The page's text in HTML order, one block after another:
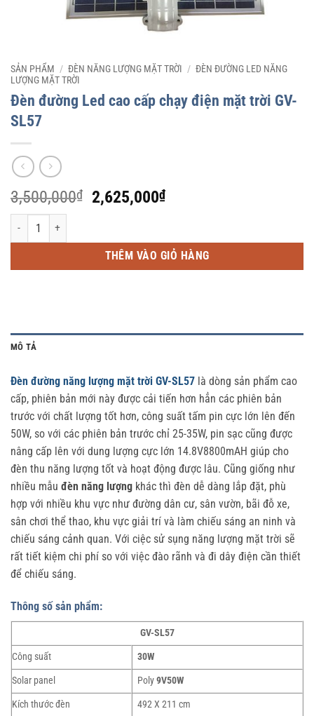
SẢN PHẨM / ĐÈN NĂNG LƯỢNG MẶT TRỜI / ĐÈN ĐƯỜNG LED NĂNG
LƯỢNG MẶT TRỜI
Đèn đường Led cao cấp chạy điện mặt trời GV-
SL57
3,500,000₫
Giá
3,500,000₫.
2,625,000₫Giá
là:
2,625,000₫.
Đèn đường Led cao cấp chạy điện mặt trời GV-SL57 số lượng
THÊM VÀO GIỎ HÀNG
MÔ TẢ
Đèn đường năng lượng mặt trời GV-SL57 là dòng sản phẩm cao
cấp, phiên bản mới này được cải tiến hơn hẳn các phiên bản
trước với chất lượng tốt hơn, công suất tấm pin cực lớn lên đến
50W, so với các phiên bản trước chỉ 25-35W, pin sạc cũng được
nâng cấp lên với dung lượng cực lớn 14.8V8800mAH giúp cho
đèn thu năng lượng tốt và hoạt động được lâu. Cũng giống như
nhiều mẫu đèn năng lượng khác thì đèn dễ dàng lắp đặt, phù
hợp với nhiều khu vực như đường dân cư, sân vườn, bãi đỗ xe,
sân chơi thể thao, khu vực giải trí và làm chiếu sáng an ninh và
chiếu sáng cảnh quan. Với ciệc sử sụng năng lượng mặt trời sẽ
rất tiết kiệm chi phí so với việc đào rãnh và đi dây điện cần thiết
để chiếu sáng.
Thông số sản phẩm:
GV-SL57
Công suất
30W
Solar panel
Poly9V50W
Kích thước đèn
492 X 211 cm